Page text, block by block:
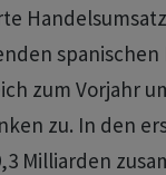
spanischen
zum Vorjahr
zu. In den
Milliarden